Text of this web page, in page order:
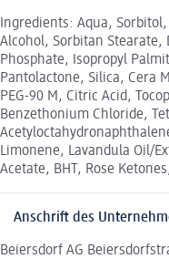
Ingredients: Aqua,
Alcohol, Sorbitan Stearate,
Phosphate, Isopropyl
Pantolactone, Silica, Cera
PEG-90 M, Citric Acid,
Benzethonium Chloride,
Limonene, Lavandula Oil/
Acetate, BHT, Rose
Anschrift des
Beiersdorf AG